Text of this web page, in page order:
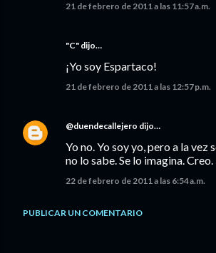
21 de febrero de 2011 a las 11:57 a.m.
"C" dijo…
¡Yo soy Espartaco!
21 de febrero de 2011 a las 12:57 p.m.
@duendecallejero dijo…
Yo no. Yo soy yo, pero a la vez
no lo sabe. Se lo imagina. Creo.
22 de febrero de 2011 a las 6:54 a.m.
PUBLICAR UN COMENTARIO